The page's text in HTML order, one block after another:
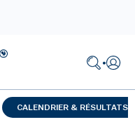
CALENDRIER & RÉSULTATS